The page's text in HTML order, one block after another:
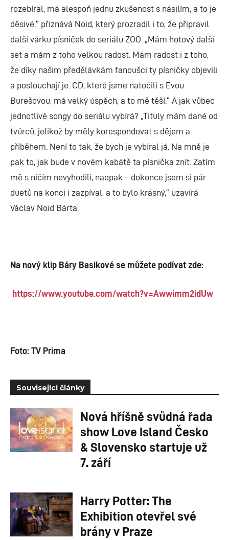
rozebíral, má alespoň jednu zkušenost s násilím, a to je
děsivé,“ přiznává Noid, který prozradil i to, že připravil
další várku písniček do seriálu ZOO. „Mám hotový další
set a mám z toho velkou radost. Mám radost i z toho,
že díky našim předělávkám fanoušci ty písničky objevili
a poslouchají je. CD, které jsme natočili s Evou
Burešovou, má velký úspěch, a to mě těší.“ A jak vůbec
jednotlivé songy do seriálu vybírá? „Tituly mám dané od
tvůrců, jelikož by měly korespondovat s dějem a
příběhem. Není to tak, že bych je vybíral já. Na mně je
pak to, jak bude v novém kabátě ta písnička znít. Zatím
mě s ničím nevyhodili, naopak – dokonce jsem si pár
duetů na konci i zazpíval, a to bylo krásný,“ uzavírá
Václav Noid Bárta.
Na nový klip Báry Basikové se můžete podívat zde:
https://www.youtube.com/watch?v=Awwimm2idUw
Foto: TV Prima
Související články
Nová hříšně svůdná řada
show Love Island Česko
& Slovensko startuje už
7. září
Harry Potter: The
Exhibition otevřel své
brány v Praze